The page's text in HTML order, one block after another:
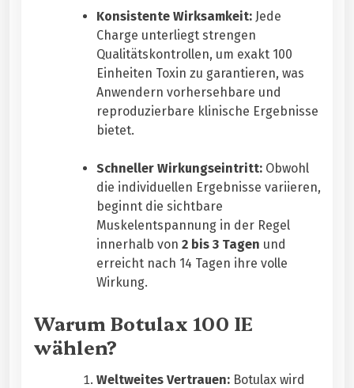
Konsistente Wirksamkeit: Jede
Charge unterliegt strengen
Qualitätskontrollen, um exakt 100
Einheiten Toxin zu garantieren, was
Anwendern vorhersehbare und
reproduzierbare klinische Ergebnisse
bietet.
Schneller Wirkungseintritt: Obwohl
die individuellen Ergebnisse variieren,
beginnt die sichtbare
Muskelentspannung in der Regel
innerhalb von 2 bis 3 Tagen und
erreicht nach 14 Tagen ihre volle
Wirkung.
Warum Botulax 100 IE
wählen?
Weltweites Vertrauen: Botulax wird